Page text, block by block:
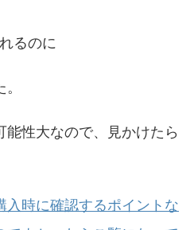
るのに
性大なので、見かけたら
入時に確認するポイントな